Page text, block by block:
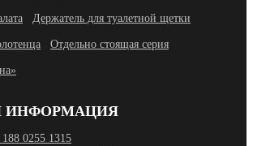
Держатель для туалетной щетки
Отдельно стоящая серия
ИНФОРМАЦИЯ
0255 1315